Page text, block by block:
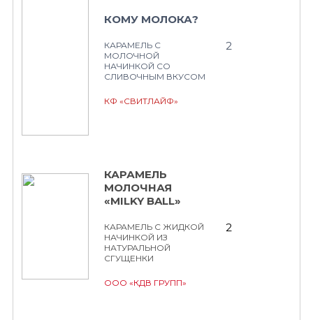
КОМУ МОЛОКА?
КАРАМЕЛЬ С
МОЛОЧНОЙ
НАЧИНКОЙ СО
СЛИВОЧНЫМ ВКУСОМ
КФ «СВИТЛАЙФ»
2
КАРАМЕЛЬ
МОЛОЧНАЯ
«MILKY BALL»
КАРАМЕЛЬ С ЖИДКОЙ
НАЧИНКОЙ ИЗ
НАТУРАЛЬНОЙ
СГУЩЕНКИ
ООО «КДВ ГРУПП»
2